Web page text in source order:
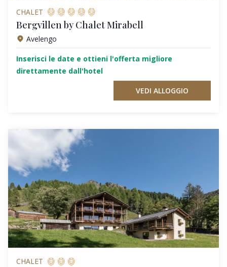
CHALET
Bergvillen by Chalet Mirabell
Avelengo
Inserisci le date e ottieni l'offerta migliore
direttamente dall'hotel
VEDI ALLOGGIO
CHALET